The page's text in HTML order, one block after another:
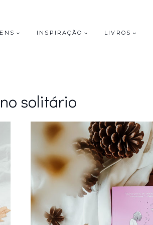
INSPIRAÇÃO LIVROS
solitário